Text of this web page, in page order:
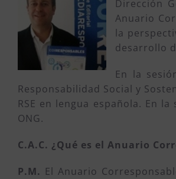
Dirección
Anuario
la
desarrollo
En la
Responsabilidad Social y
RSE en lengua española. En
ONG.
C.A.C. ¿Qué es el Anuario
P.M. El Anuario